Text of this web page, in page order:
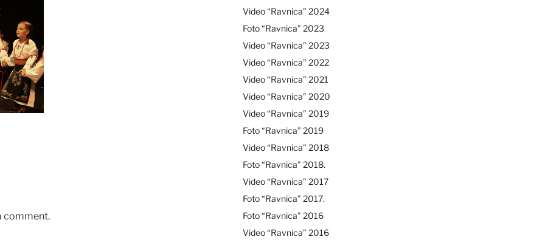
comment.
Video “Ravnica” 2024
Foto “Ravnica” 2023
Video “Ravnica” 2023
Video “Ravnica” 2022
Video “Ravnica” 2021
Video “Ravnica” 2020
Video “Ravnica” 2019
Foto “Ravnica” 2019
Video “Ravnica” 2018
Foto “Ravnica” 2018.
Video “Ravnica” 2017
Foto “Ravnica” 2017.
Foto “Ravnica” 2016
Video “Ravnica” 2016